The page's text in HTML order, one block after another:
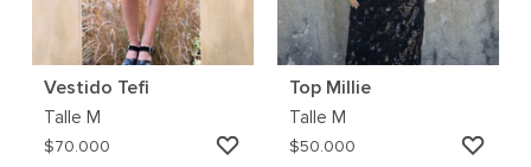
Vestido Tefi
Talle M
$70.000
AGREGAR
Top Millie
Talle M
$50.000